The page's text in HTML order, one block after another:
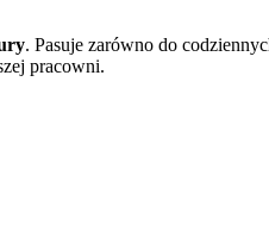
. Pasuje zarówno do
pracowni.